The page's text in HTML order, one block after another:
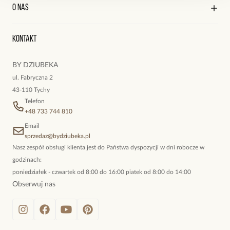
Reklamacje i zwroty
Edycja profilu
O nas
Oryginalne naszyjniki, topowe bransoletki, okazałe kolczyki,
Kontakt
BY DZIUBEKA
ul. Fabryczna 2
43-110 Tychy
Telefon
+48 733 744 810
Email
sprzedaz@bydziubeka.pl
Nasz zespół obsługi klienta jest do Państwa dyspozycji w dni robocze w
godzinach:
poniedziałek - czwartek od 8:00 do 16:00 piatek od 8:00 do 14:00
Obserwuj nas